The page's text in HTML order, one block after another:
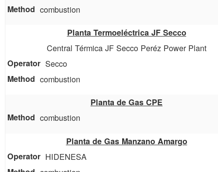
combustion
Planta Termoeléctrica JF Secco
Central Térmica JF Secco Peréz Power Plant
Secco
combustion
Planta de Gas CPE
combustion
Planta de Gas Manzano Amargo
HIDENESA